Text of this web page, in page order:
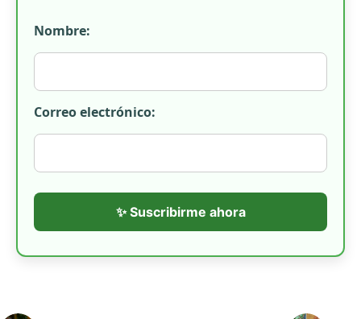
Nombre:
Correo electrónico:
✨ Suscribirme ahora